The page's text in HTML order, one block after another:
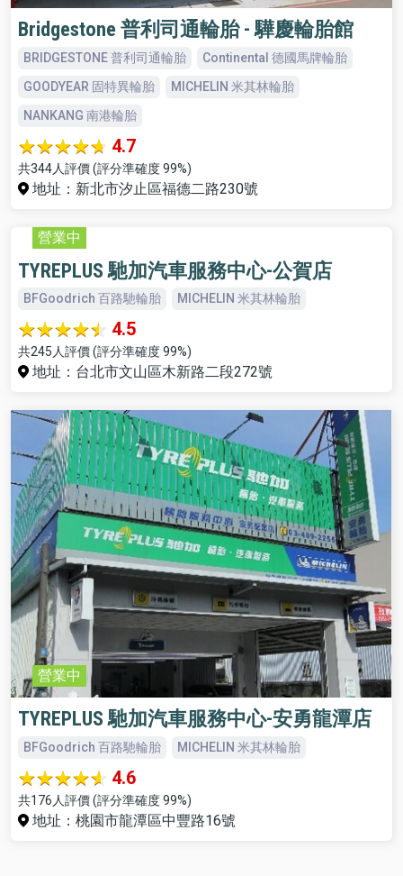
Bridgestone 普利司通輪胎 - 驊慶輪胎館
BRIDGESTONE 普利司通輪胎
Continental 德國馬牌輪胎
GOODYEAR 固特異輪胎
MICHELIN 米其林輪胎
NANKANG 南港輪胎
4.7
共344人評價 (評分準確度 99%)
地址：新北市汐止區福德二路230號
營業中
TYREPLUS 馳加汽車服務中心-公賀店
BFGoodrich 百路馳輪胎 MICHELIN 米其林輪胎
4.5
共245人評價 (評分準確度 99%)
地址：台北市文山區木新路二段272號
營業中
TYREPLUS 馳加汽車服務中心-安勇龍潭店
BFGoodrich 百路馳輪胎 MICHELIN 米其林輪胎
4.6
共176人評價 (評分準確度 99%)
地址：桃園市龍潭區中豐路16號